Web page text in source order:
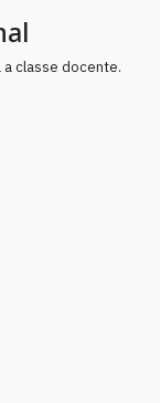
classe docente.